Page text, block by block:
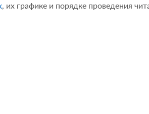
, их графике и порядке проведения